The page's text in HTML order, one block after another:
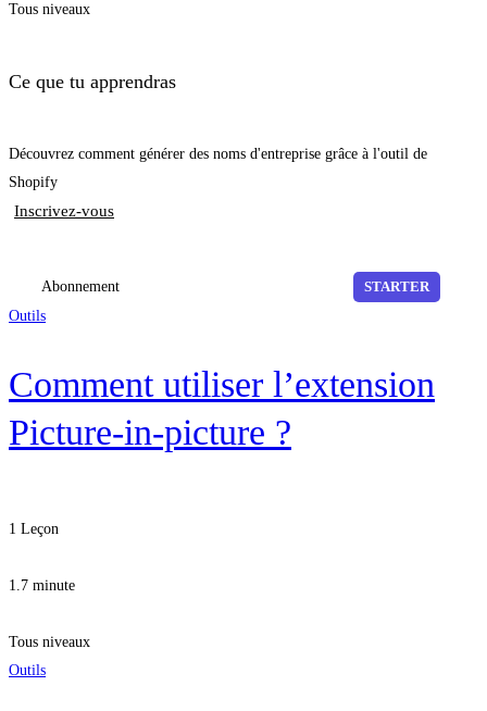
Tous niveaux
Ce que tu apprendras
Découvrez comment générer des noms d'entreprise grâce à l'outil de
Shopify
Inscrivez-vous
Abonnement
STARTER
Outils
Comment utiliser l’extension
Picture-in-picture ?
1 Leçon
1.7 minute
Tous niveaux
Outils